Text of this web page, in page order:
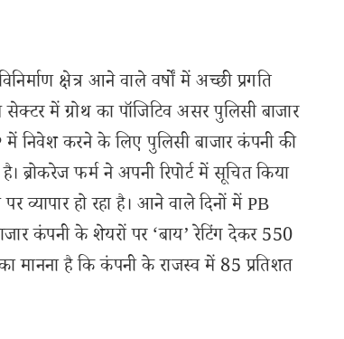
क्षेत्र आने वाले वर्षों में अच्छी प्रगति
में ग्रोथ का पॉजिटिव असर पुलिसी बाजार
निवेश करने के लिए पुलिसी बाजार कंपनी की
ब्रोकरेज फर्म ने अपनी रिपोर्ट में सूचित किया
हो रहा है। आने वाले दिनों में PB
कंपनी के शेयरों पर ‘बाय’ रेटिंग देकर 550
है कि कंपनी के राजस्व में 85 प्रतिशत